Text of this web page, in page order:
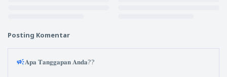
Posting Komentar
𝐀𝐩𝐚 𝐓𝐚𝐧𝐠𝐠𝐚𝐩𝐚𝐧 𝐀𝐧𝐝𝐚??